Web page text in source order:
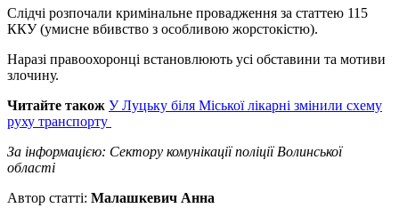
Слідчі розпочали кримінальне провадження за статтею 115
ККУ (умисне вбивство з особливою жорстокістю).
Наразі правоохоронці встановлюють усі обставини та мотиви
злочину.
Читайте також У Луцьку біля Міської лікарні змінили схему
руху транспорту
За інформацією: Сектору комунікації поліції Волинської
області
Автор статті: Малашкевич Анна